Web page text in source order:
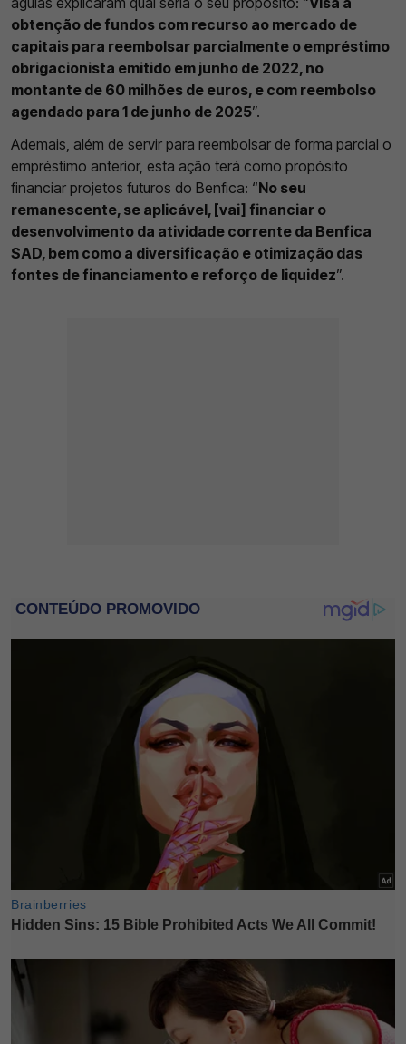
obtenção de fundos com recurso ao mercado de
capitais para reembolsar parcialmente o empréstimo
obrigacionista emitido em junho de 2022, no
montante de 60 milhões de euros, e com reembolso
agendado para 1 de junho de 2025”.
Ademais, além de servir para reembolsar de forma parcial o
empréstimo anterior, esta ação terá como propósito
financiar projetos futuros do Benfica: “No seu
remanescente, se aplicável, [vai] financiar o
desenvolvimento da atividade corrente da Benfica
SAD, bem como a diversificação e otimização das
fontes de financiamento e reforço de liquidez”.